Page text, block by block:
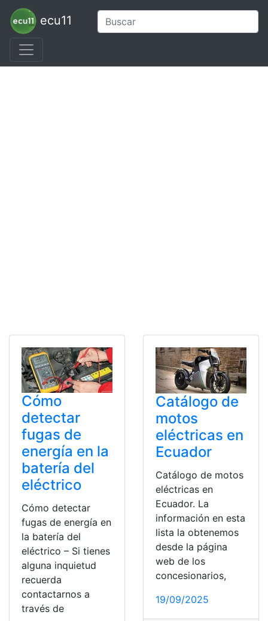
ecu11
Cómo
detectar
fugas de
energía en la
batería del
eléctrico
Cómo detectar
fugas de energía en
la batería del
eléctrico – Si tienes
alguna inquietud
recuerda
contactarnos a
través de
Catálogo de
motos
eléctricas en
Ecuador
Catálogo de motos
eléctricas en
Ecuador. La
información en esta
lista la obtenemos
desde la página
web de los
concesionarios,
19/09/2025